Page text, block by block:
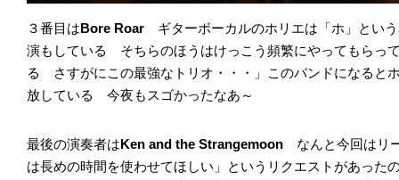
３番目はBore Roar ギターボーカルのホリエは「ホ」とい
演もしている そちらのほうはけっこう頻繁にやってもらっ
る さすがにこの最強なトリオ・・・」このバンドになると
放している 今夜もスゴかったなあ～
最後の演奏者はKen and the Strangemoon なんと今回はリ
は長めの時間を使わせてほしい」というリクエストがあった